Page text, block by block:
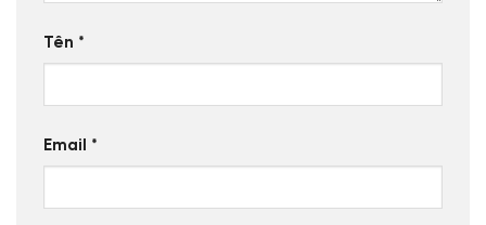
Tên *
Email *